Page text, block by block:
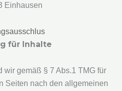
Einhausen
für Inhalte
wir gemäß § 7 Abs.1 TMG für
Seiten nach den allgemeinen